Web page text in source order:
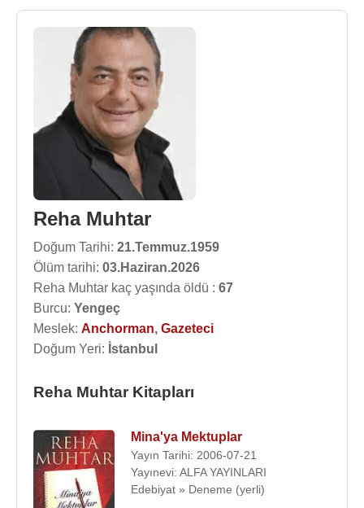
Reha Muhtar
Doğum Tarihi: 21.Temmuz.1959
Ölüm tarihi: 03.Haziran.2026
Reha Muhtar kaç yaşında öldü : 67
Burcu: Yengeç
Meslek: Anchorman, Gazeteci
Doğum Yeri: İstanbul
Reha Muhtar Kitapları
Mina'ya Mektuplar
Yayın Tarihi: 2006-07-21
Yayınevi: ALFA YAYINLARI
Edebiyat » Deneme (yerli)